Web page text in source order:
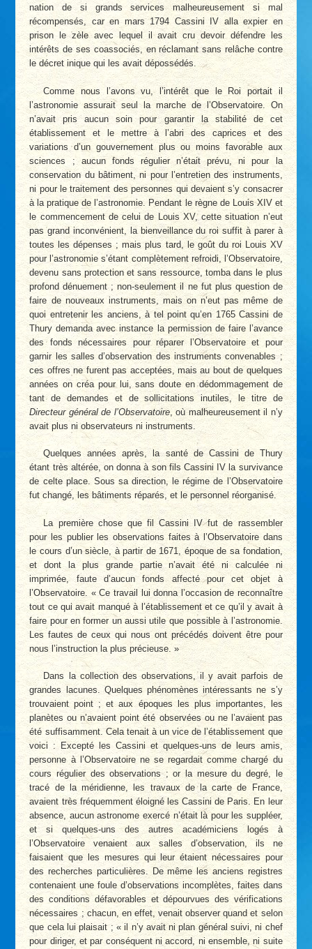
nation de si grands services malheureusement si mal
récompensés, car en mars 1794 Cassini IV alla expier en
prison le zèle avec lequel il avait cru devoir défendre les
intérêts de ses coassociés, en réclamant sans relâche contre
le décret inique qui les avait dépossédés.
Comme nous l’avons vu, l’intérêt que le Roi portait il
l’astronomie assurait seul la marche de l’Observatoire. On
n’avait pris aucun soin pour garantir la stabilité de cet
établissement et le mettre à l’abri des caprices et des
variations d’un gouvernement plus ou moins favorable aux
sciences ; aucun fonds régulier n’était prévu, ni pour la
conservation du bâtiment, ni pour l’entretien des instruments,
ni pour le traitement des personnes qui devaient s’y consacrer
à la pratique de l’astronomie. Pendant le règne de Louis XIV et
le commencement de celui de Louis XV, cette situation n’eut
pas grand inconvénient, la bienveillance du roi suffit à parer à
toutes les dépenses ; mais plus tard, le goût du roi Louis XV
pour l’astronomie s’étant complètement refroidi, l’Observatoire,
devenu sans protection et sans ressource, tomba dans le plus
profond dénuement ; non-seulement il ne fut plus question de
faire de nouveaux instruments, mais on n’eut pas même de
quoi entretenir les anciens, à tel point qu’en 1765 Cassini de
Thury demanda avec instance la permission de faire l’avance
des fonds nécessaires pour réparer l’Observatoire et pour
garnir les salles d’observation des instruments convenables ;
ces offres ne furent pas acceptées, mais au bout de quelques
années on créa pour lui, sans doute en dédommagement de
tant de demandes et de sollicitations inutiles, le titre de
Directeur général de l’Observatoire, où malheureusement il n’y
avait plus ni observateurs ni instruments.
Quelques années après, la santé de Cassini de Thury
étant très altérée, on donna à son fils Cassini IV la survivance
de celte place. Sous sa direction, le régime de l’Observatoire
fut changé, les bâtiments réparés, et le personnel réorganisé.
La première chose que fil Cassini IV fut de rassembler
pour les publier les observations faites à l’Observatoire dans
le cours d’un siècle, à partir de 1671, époque de sa fondation,
et dont la plus grande partie n’avait été ni calculée ni
imprimée, faute d’aucun fonds affecté pour cet objet à
l’Observatoire. « Ce travail lui donna l’occasion de reconnaître
tout ce qui avait manqué à l’établissement et ce qu’il y avait à
faire pour en former un aussi utile que possible à l’astronomie.
Les fautes de ceux qui nous ont précédés doivent être pour
nous l’instruction la plus précieuse. »
Dans la collection des observations, il y avait parfois de
grandes lacunes. Quelques phénomènes intéressants ne s’y
trouvaient point ; et aux époques les plus importantes, les
planètes ou n’avaient point été observées ou ne l’avaient pas
été suffisamment. Cela tenait à un vice de l’établissement que
voici : Excepté les Cassini et quelques-uns de leurs amis,
personne à l’Observatoire ne se regardait comme chargé du
cours régulier des observations ; or la mesure du degré, le
tracé de la méridienne, les travaux de la carte de France,
avaient très fréquemment éloigné les Cassini de Paris. En leur
absence, aucun astronome exercé n’était là pour les suppléer,
et si quelques-uns des autres académiciens logés à
l’Observatoire venaient aux salles d’observation, ils ne
faisaient que les mesures qui leur étaient nécessaires pour
des recherches particulières. De même les anciens registres
contenaient une foule d’observations incomplètes, faites dans
des conditions défavorables et dépourvues des vérifications
nécessaires ; chacun, en effet, venait observer quand et selon
que cela lui plaisait ; « il n’y avait ni plan général suivi, ni chef
pour diriger, et par conséquent ni accord, ni ensemble, ni suite